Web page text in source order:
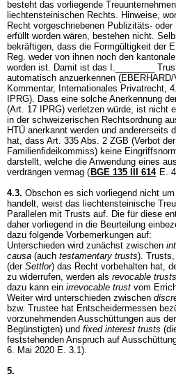
besteht das vorliegende
liechtensteinischen Rechts. Hinweise,
Recht vorgeschriebenen Publizitäts-
erfüllt worden wären, bestehen nicht.
bekräftigen, dass die Formgültigkeit der
Reg. weder von ihnen noch den
worden ist. Damit ist das I.________
automatisch anzuerkennen
Kommentar, Internationales Privatrecht,
IPRG). Dass eine solche Anerkennung
(Art. 17 IPRG) verletzen würde, ist nicht
in der schweizerischen Rechtsordnung
HTÜ anerkannt werden und andererseits
hat, dass Art. 335 Abs. 2 ZGB (Verbot
Familienfideikommiss) keine
darstellt, welche die Anwendung eines
verdrängen vermag ( BGE 135 III 614 E.
4.3. Obschon es sich vorliegend nicht
handelt, weist das liechtensteinische
Parallelen mit Trusts auf. Die für diese
daher vorliegend in die Beurteilung
dazu folgende Vorbemerkungen auf:
Unterschieden wird zunächst zwischen
causa (auch testamentary trusts).
(der Settlor) das Recht vorbehalten hat,
zu widerrufen, werden als revocable trusts
dazu kann ein irrevocable trust vom
Weiter wird unterschieden zwischen
bzw. Trustee hat Entscheidermessen
vorzunehmenden Ausschüttungen aus
Begünstigten) und fixed interest trusts
feststehenden Anspruch auf
6. Mai 2020 E. 3.1).
5.